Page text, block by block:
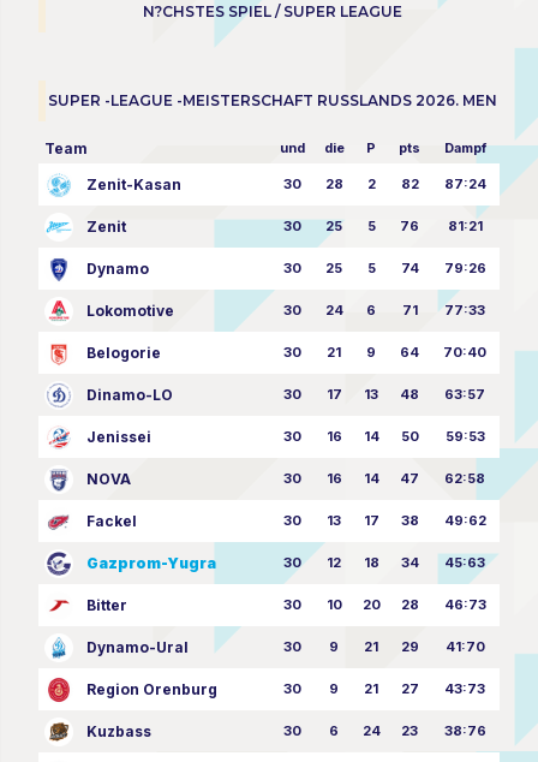
N?CHSTES SPIEL / SUPER LEAGUE
SUPER -LEAGUE -MEISTERSCHAFT RUSSLANDS 2026. MEN
Team und die P pts Dampf
Zenit-Kasan 30 28 2 82 87:24
Zenit 30 25 5 76 81:21
Dynamo 30 25 5 74 79:26
Lokomotive 30 24 6 71 77:33
Belogorie 30 21 9 64 70:40
Dinamo-LO 30 17 13 48 63:57
Jenissei 30 16 14 50 59:53
NOVA 30 16 14 47 62:58
Fackel 30 13 17 38 49:62
Gazprom-Yugra 30 12 18 34 45:63
Bitter 30 10 20 28 46:73
Dynamo-Ural 30 9 21 29 41:70
Region Orenburg 30 9 21 27 43:73
Kuzbass 30 6 24 23 38:76